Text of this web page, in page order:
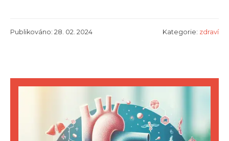
Publikováno: 28. 02. 2024 Kategorie: zdraví